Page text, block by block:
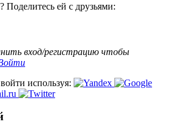
Поделитесь ей с друзьями:
вход/регистрацию чтобы
используя: